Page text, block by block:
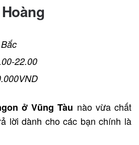
22.00
ở Vũng Tàu nào vừa chất
lời dành cho các bạn chính là